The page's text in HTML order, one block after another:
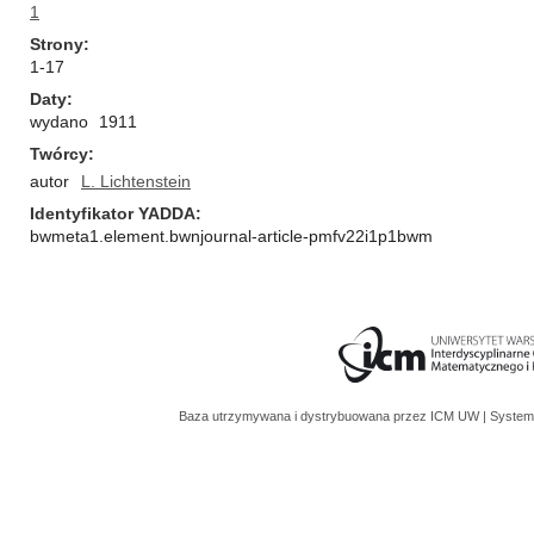
1
Strony
1-17
Daty
wydano
1911
Twórcy
autor
L. Lichtenstein
Identyfikator YADDA
bwmeta1.element.bwnjournal-article-pmfv22i1p1bwm
Baza utrzymywana i dystrybuowana przez ICM UW |